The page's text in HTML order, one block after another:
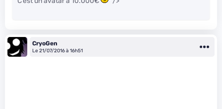
CryoGen
Le 21/07/2016 à 16h51